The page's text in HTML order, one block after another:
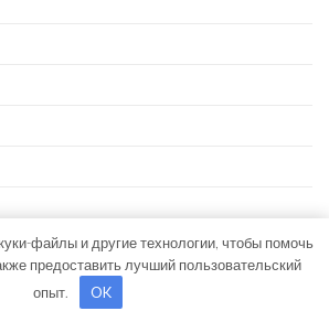
файлы и другие технологии, чтобы помочь
предоставить лучший пользовательский
опыт.
OK